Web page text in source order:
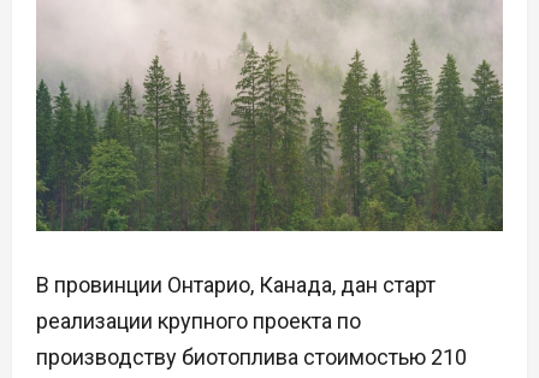
В провинции Онтарио, Канада, дан старт
реализации крупного проекта по
производству биотоплива стоимостью 210